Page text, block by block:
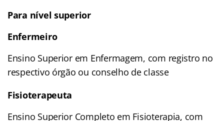
Para nível superior
Enfermeiro
Ensino Superior em Enfermagem, com registro no
respectivo órgão ou conselho de classe
Fisioterapeuta
Ensino Superior Completo em Fisioterapia, com